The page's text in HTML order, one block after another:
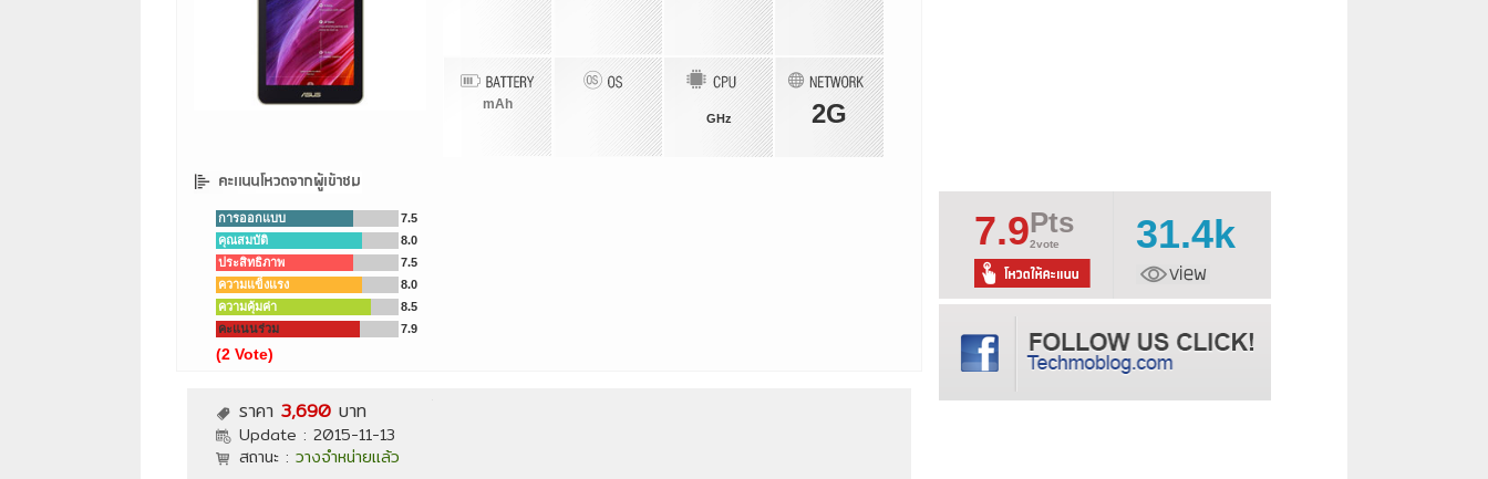
การออกแบบ
7.5
คุณสมบัติ
8.0
ประสิทธิภาพ
7.5
ความแข็งแรง
8.0
ความคุ้มค่า
8.5
คะแนนร่วม
7.9
(2 Vote)
mAh
GHz 2G
ราคา 3,690 บาท
Update : 2015-11-13
สถานะ : วางจำหน่ายแล้ว
7.9Pts
2vote 31.4k